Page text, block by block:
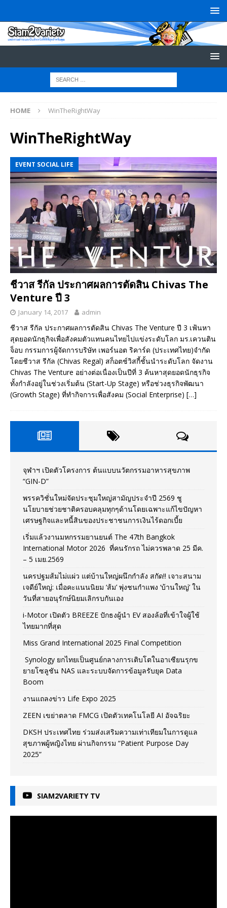
HOME WinTheRightWay
WinTheRightWay
EVENT SOCIAL LIFE
ชีวาส รีกัล ประกาศผลการตัดสิน Chivas The
Venture ปี 3
January 14, 2017 admin
ชีวาส รีกัล ประกาศผลการตัดสิน Chivas The Venture ปี 3 เฟ้นหา
สุดยอดนักธุกิจเพื่อสังคมตัวแทนคนไทยไปแข่งระดับโลก มร.เควนติน
จ็อบ กรรมการผู้จัดการบริษัท เพอร์นอต ริคาร์ด (ประเทศไทย)จำกัด
โดยชีวาส รีกัล (Chivas Regal) สก็อตช์วิสกี้ชั้นนำระดับโลก จัดงาน
Chivas The Venture อย่างต่อเนื่องเป็นปีที่ 3 ค้นหาสุดยอดนักธุรกิจ
ทั้งกำลังอยู่ในช่วงเริ่มต้น (Start-Up Stage) หรือช่วงธุรกิจพัฒนา
(Growth Stage) ที่ทำกิจการเพื่อสังคม (Social Enterprise) […]
จุฬาฯ เปิดตัวโครงการ ต้นแบบนวัตกรรมอาหารสุขภาพ
“GIN-D”
พรรควิชั่นใหม่จัดประชุมใหญ่สามัญประจำปี 2569 ชู
นโยบายช่วยชาติครอบคลุมทุกๆด้านโดยเฉพาะแก้ไขปัญหา
เศรษฐกิจและหนี้สินของประชาชนการเงินไร้ดอกเบี้ย
เริ่มแล้วงานมหกรรมยานยนต์ The 47th Bangkok
International Motor 2026 ที่คนรักรถ ไม่ควรพลาด 25 มีค.
– 5 เมย.2569
นครปฐมส้มไม่แผ่ว แต่บ้านใหญ่ผนึกกำลัง สกัด!! เจาะสนาม
เจดีย์ใหญ่: เมื่อคะแนนนิยม ‘ส้ม’ พุ่งชนกำแพง ‘บ้านใหญ่’ ใน
วันที่สายอนุรักษ์นิยมเลิกรบกันเอง
i-Motor เปิดตัว BREEZE ปักธงผู้นำ EV สองล้อที่เข้าใจผู้ใช้
ไทยมากที่สุด
Miss Grand International 2025 Final Competition
Synology ยกไทยเป็นศูนย์กลางการเติบโตในอาเซียนรุกข
ยายโซลูชัน NAS และระบบจัดการข้อมูลรับยุค Data
Boom
งานแถลงข่าว Life Expo 2025
ZEEN เขย่าตลาด FMCG เปิดตัวเทคโนโลยี AI อัจฉริยะ
DKSH ประเทศไทย ร่วมส่งเสริมความเท่าเทียมในการดูแล
สุขภาพผู้หญิงไทย ผ่านกิจกรรม “Patient Purpose Day
2025”
SIAM2VARIETY TV